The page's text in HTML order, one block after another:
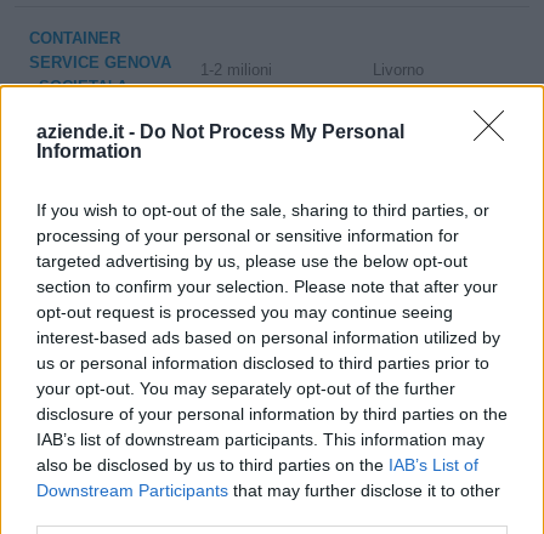
aziende.it - Do Not Process My Personal
Information
If you wish to opt-out of the sale, sharing to third parties, or
processing of your personal or sensitive information for
targeted advertising by us, please use the below opt-out
section to confirm your selection. Please note that after your
opt-out request is processed you may continue seeing
interest-based ads based on personal information utilized by
us or personal information disclosed to third parties prior to
your opt-out. You may separately opt-out of the further
disclosure of your personal information by third parties on the
IAB’s list of downstream participants. This information may
also be disclosed by us to third parties on the IAB’s List of
Downstream Participants that may further disclose it to other
CONTAINER
SERVICE GENOVA
- SOCIETA' A
1-2 milioni Livorno
SOCIETA' A
RESPONSABILITA'
LIMITATA
1-2 milioni Livorno
MC ITALIA
TECHNOLOGY
S.R.L.
0-1 milioni Cornaredo
SERENA
PREFABBRICATI
SRL
2-5 milioni Vedelago
SORICON S.R.L.